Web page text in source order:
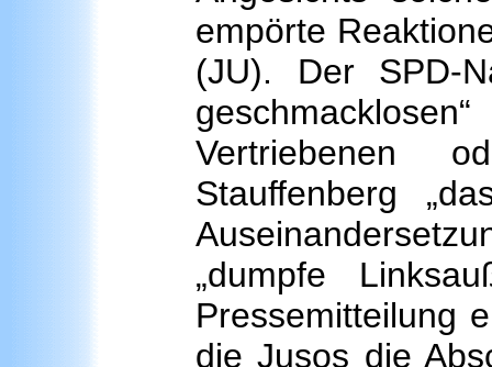
empörte
(JU). Der SPD-
Vertriebenen
Stauffenberg
„dumpfe
Pressemitteilung
die Jusos die